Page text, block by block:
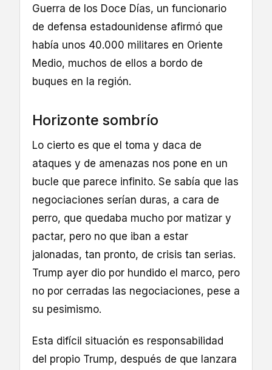
Guerra de los Doce Días, un funcionario
de defensa estadounidense afirmó que
había unos 40.000 militares en Oriente
Medio, muchos de ellos a bordo de
buques en la región.
Horizonte sombrío
Lo cierto es que el toma y daca de
ataques y de amenazas nos pone en un
bucle que parece infinito. Se sabía que las
negociaciones serían duras, a cara de
perro, que quedaba mucho por matizar y
pactar, pero no que iban a estar
jalonadas, tan pronto, de crisis tan serias.
Trump ayer dio por hundido el marco, pero
no por cerradas las negociaciones, pese a
su pesimismo.
Esta difícil situación es responsabilidad
del propio Trump, después de que lanzara